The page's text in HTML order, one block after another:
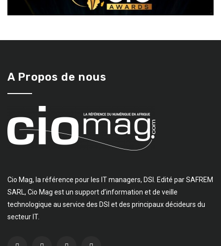
A Propos de nous
Cio Mag, la référence pour les IT managers, DSI. Edité par SAFREM
SARL, Cio Mag est un support d’information et de veille
technologique au service des DSI et des principaux décideurs du
secteur IT.